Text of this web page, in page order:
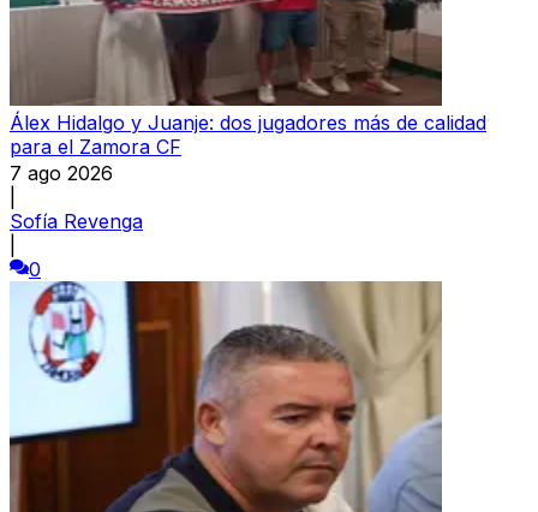
Álex Hidalgo y Juanje: dos jugadores más de calidad
para el Zamora CF
7 ago 2026
Sofía Revenga
0